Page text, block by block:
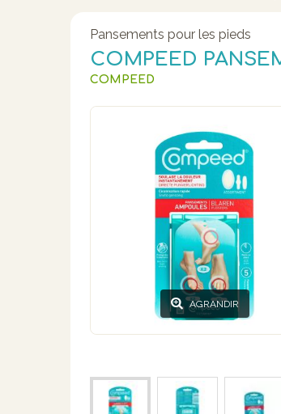
Pansements pour les pieds
COMPEED
COMPEED
AGRANDIR